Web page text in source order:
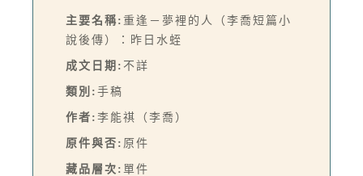
主要名稱: 重逢－夢裡的人（李喬短篇小
說後傳）：昨日水蛭
成文日期: 不詳
類別: 手稿
作者: 李能祺（李喬）
原件與否: 原件
藏品層次: 單件